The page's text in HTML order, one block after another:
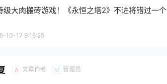
级大肉搬砖游戏！《永恒之塔2》不进将错过一个
10-17 9:16:25
A 文章作者 M 管理员